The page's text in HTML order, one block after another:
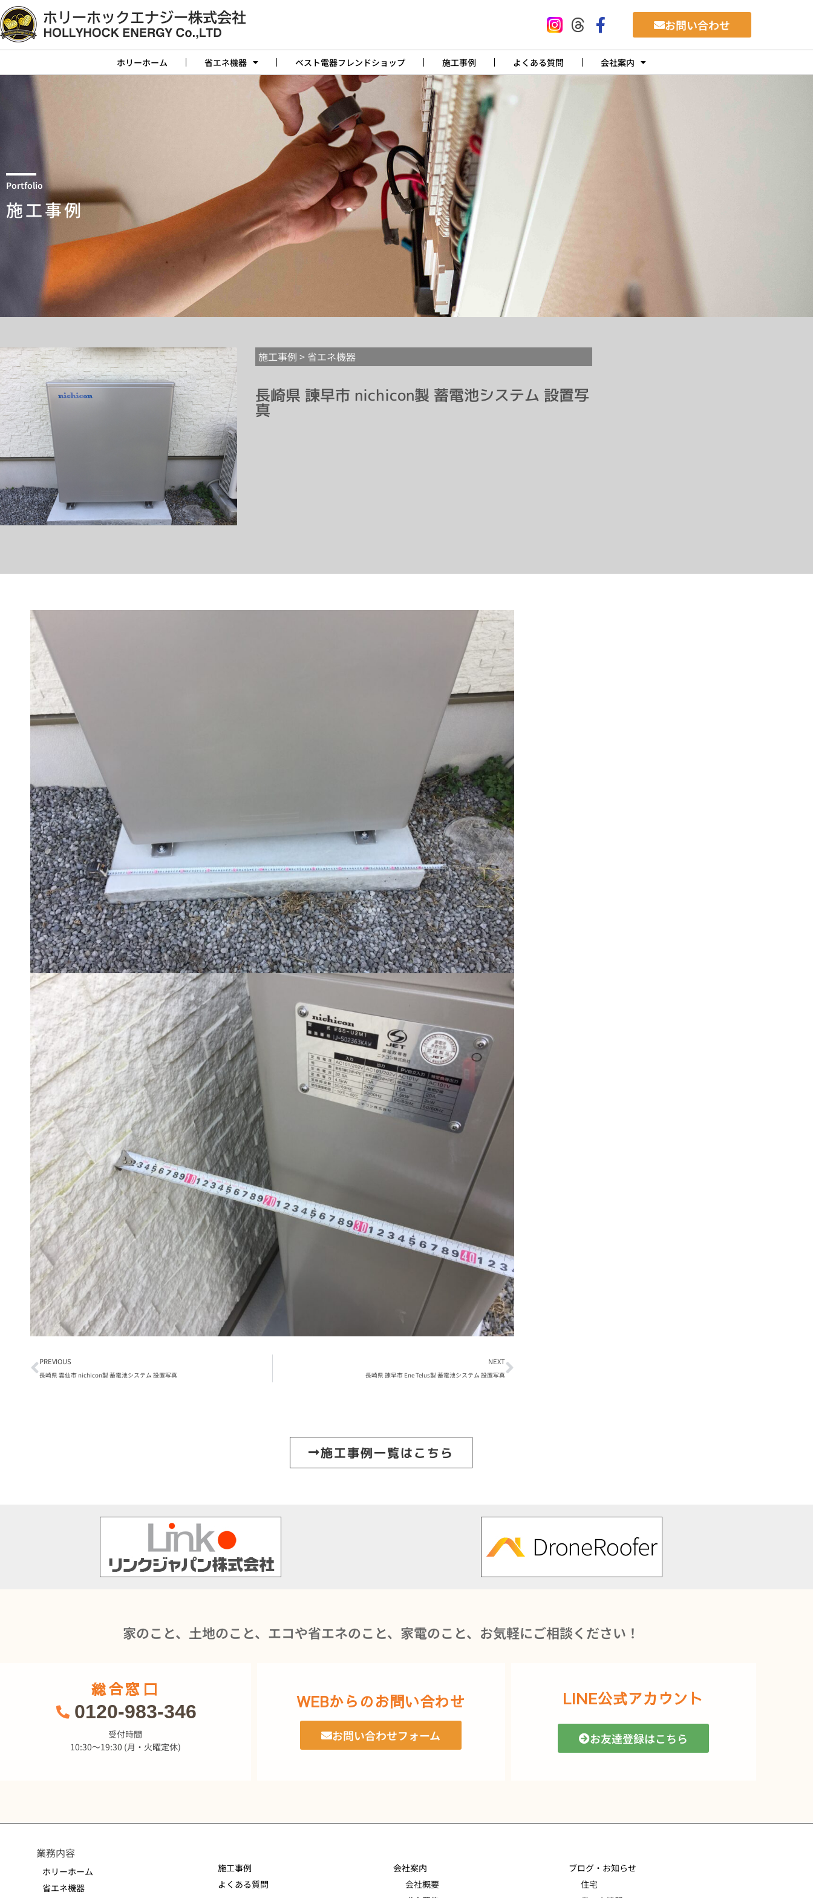
お問い合わせ
ホリーホーム 省エネ機器 ベスト電器フレンドショップ 施工事例 よくある質問 会社案内
Portfolio
施工事例
施工事例 > 省エネ機器
長崎県 諫早市 nichicon製 蓄電池システム 設置写
真
PREVIOUS
長崎県 雲仙市 nichicon製 蓄電池システム 設置写真
NEXT
長崎県 諫早市 Ene Telus製 蓄電池システム 設置写真
施工事例一覧はこちら
家のこと、土地のこと、エコや省エネのこと、家電のこと、お気軽にご相談ください！
総合窓口
0120-983-346
受付時間
10:30～19:30 (月・火曜定休)
WEBからのお問い合わせ
お問い合わせフォーム
LINE公式アカウント
お友達登録はこちら
業務内容
ホリーホーム
省エネ機器
施工事例
よくある質問
会社案内
会社概要
ブログ・お知らせ
住宅